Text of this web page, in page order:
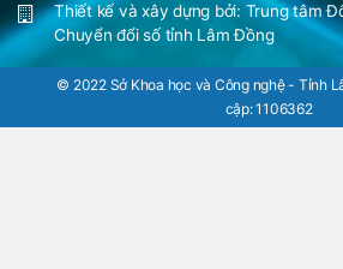
Thiết kế và xây dựng bởi: Trung tâm
Chuyển đổi số tỉnh Lâm Đồng
© 2022 Sở Khoa học và Công nghệ - Tỉnh
cập:1106362